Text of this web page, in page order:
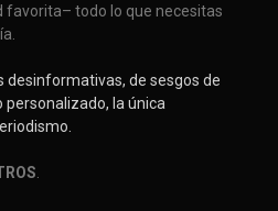
favorita– todo lo que necesitas
desinformativas, de sesgos de
la única